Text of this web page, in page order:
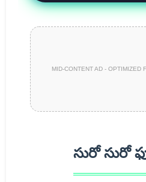
MID-CONTENT AD - OPTIMIZED
సురో సురో